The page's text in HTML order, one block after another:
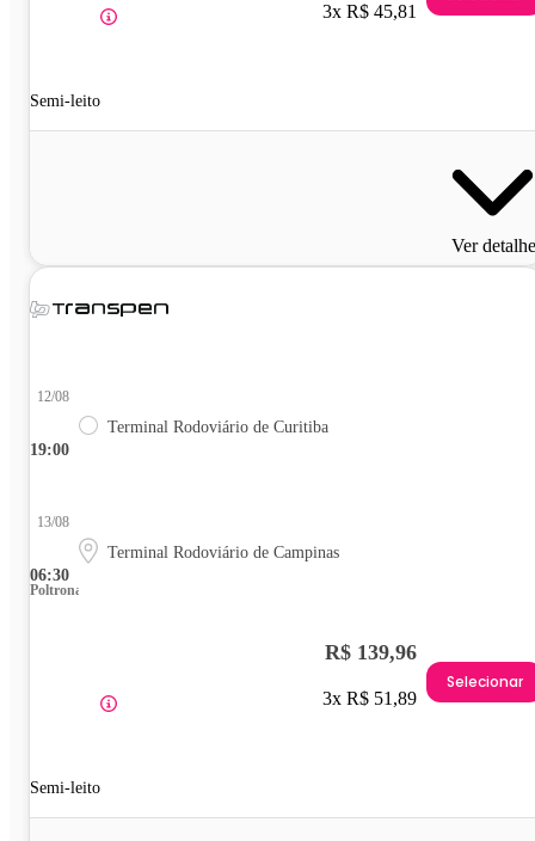
Semi-leito
3x R$ 45,81
Ver
19:00
12/08
Terminal Rodoviário de Curitiba
06:30
13/08
Terminal Rodoviário de Campinas
Poltrona
Semi-leito
R$ 139,96
3x R$ 51,89
Selecionar